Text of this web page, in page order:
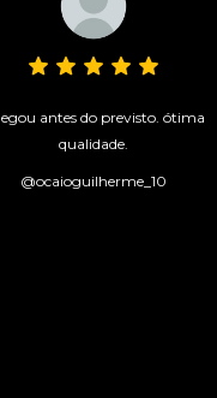
antes do previsto. ótima
qualidade.
@ocaioguilherme_10